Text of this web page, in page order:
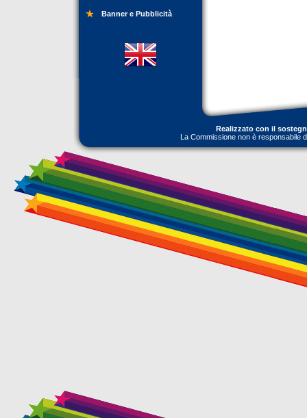
Banner e Pubblicità
Realizzato con il
La Commissione non è responsabile